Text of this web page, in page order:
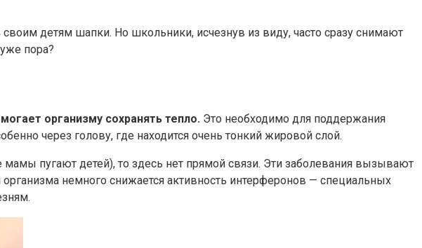
детям шапки. Но школьники, исчезнув из виду, часто сразу снимают
пора?
организму сохранять тепло. Это необходимо для поддержания
через голову, где находится очень тонкий жировой слой.
мамы пугают детей), то здесь нет прямой связи. Эти заболевания вызывают
немного снижается активность интерферонов — специальных